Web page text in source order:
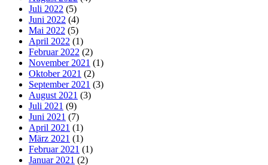
Juli 2022 (5)
Juni 2022 (4)
Mai 2022 (5)
April 2022 (1)
Februar 2022 (2)
November 2021 (1)
Oktober 2021 (2)
September 2021 (3)
August 2021 (3)
Juli 2021 (9)
Juni 2021 (7)
April 2021 (1)
März 2021 (1)
Februar 2021 (1)
Januar 2021 (2)